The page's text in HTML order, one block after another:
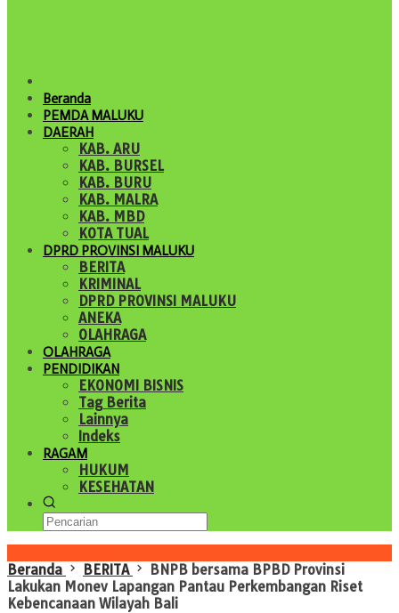
Beranda
PEMDA MALUKU
DAERAH
KAB. ARU
KAB. BURSEL
KAB. BURU
KAB. MALRA
KAB. MBD
KOTA TUAL
DPRD PROVINSI MALUKU
BERITA
KRIMINAL
DPRD PROVINSI MALUKU
ANEKA
OLAHRAGA
OLAHRAGA
PENDIDIKAN
EKONOMI BISNIS
Tag Berita
Lainnya
Indeks
RAGAM
HUKUM
KESEHATAN
Beranda
BERITA
BNPB bersama BPBD Provinsi
Lakukan Monev Lapangan Pantau Perkembangan Riset
Kebencanaan Wilayah Bali